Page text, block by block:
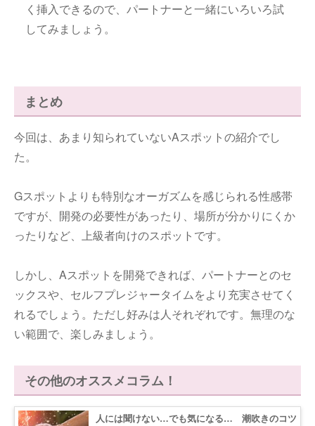
く挿入できるので、パートナーと一緒にいろいろ試
してみましょう。
まとめ
今回は、あまり知られていないAスポットの紹介でし
た。
Gスポットよりも特別なオーガズムを感じられる性感帯
ですが、開発の必要性があったり、場所が分かりにくか
ったりなど、上級者向けのスポットです。
しかし、Aスポットを開発できれば、パートナーとのセ
ックスや、セルフプレジャータイムをより充実させてく
れるでしょう。ただし好みは人それぞれです。無理のな
い範囲で、楽しみましょう。
その他のオススメコラム！
人には聞けない…でも気になる… 潮吹きのコツ